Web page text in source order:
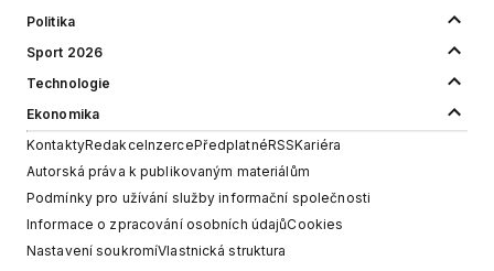
Politika
Sport 2026
Technologie
Ekonomika
KontaktyRedakceInzercePředplatnéRSSKariéra
Autorská práva k publikovaným materiálům
Podmínky pro užívání služby informační společnosti
Informace o zpracování osobních údajůCookies
Nastavení soukromíVlastnická struktura